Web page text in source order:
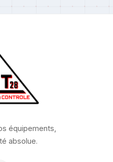
équipements,
absolue.